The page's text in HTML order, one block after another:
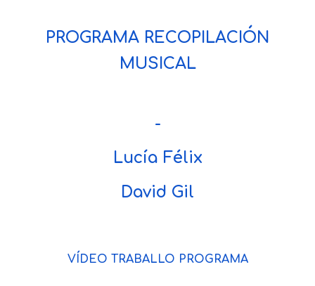
PROGRAMA RECOPILACIÓN
MUSICAL
-
Lucía Félix
David Gil
VÍDEO TRABALLO PROGRAMA